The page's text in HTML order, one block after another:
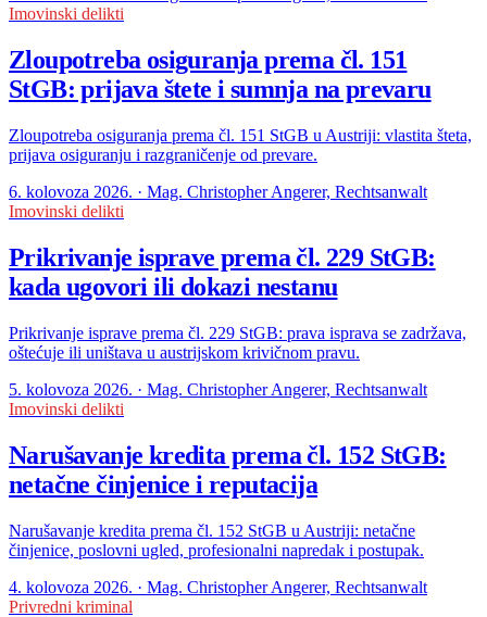
Imovinski delikti
Zloupotreba osiguranja prema čl. 151
StGB: prijava štete i sumnja na prevaru
Zloupotreba osiguranja prema čl. 151 StGB u Austriji: vlastita šteta,
prijava osiguranju i razgraničenje od prevare.
6. kolovoza 2026. · Mag. Christopher Angerer, Rechtsanwalt
Imovinski delikti
Prikrivanje isprave prema čl. 229 StGB:
kada ugovori ili dokazi nestanu
Prikrivanje isprave prema čl. 229 StGB: prava isprava se zadržava,
oštećuje ili uništava u austrijskom krivičnom pravu.
5. kolovoza 2026. · Mag. Christopher Angerer, Rechtsanwalt
Imovinski delikti
Narušavanje kredita prema čl. 152 StGB:
netačne činjenice i reputacija
Narušavanje kredita prema čl. 152 StGB u Austriji: netačne
činjenice, poslovni ugled, profesionalni napredak i postupak.
4. kolovoza 2026. · Mag. Christopher Angerer, Rechtsanwalt
Privredni kriminal